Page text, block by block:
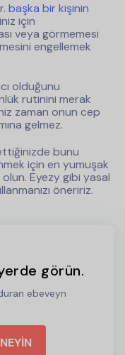
başka bir kişinin
için
veya görmemesi
engellemek
olduğunu
rutinini merak
zaman onun cep
gelmez.
bunu
için en yumuşak
Eyezy gibi yasal
öneririz.
görün.
ebeveyn